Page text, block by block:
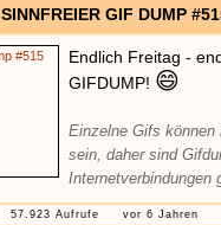
SINNFREIER GIF DUMP
Endlich Freitag -
GIFDUMP! 😄
Einzelne Gifs können
sein, daher sind
Internetverbindungen
57.923 Aufrufe vor 6 Jahren